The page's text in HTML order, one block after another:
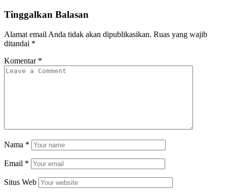
Tinggalkan Balasan
Alamat email Anda tidak akan dipublikasikan. Ruas yang wajib
ditandai *
Komentar *
Nama *
Email *
Situs Web